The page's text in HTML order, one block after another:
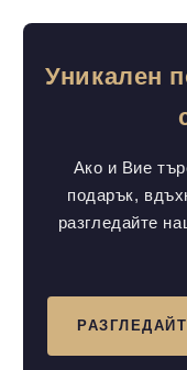
Уникален
Ако и Вие
подарък,
разгледайте